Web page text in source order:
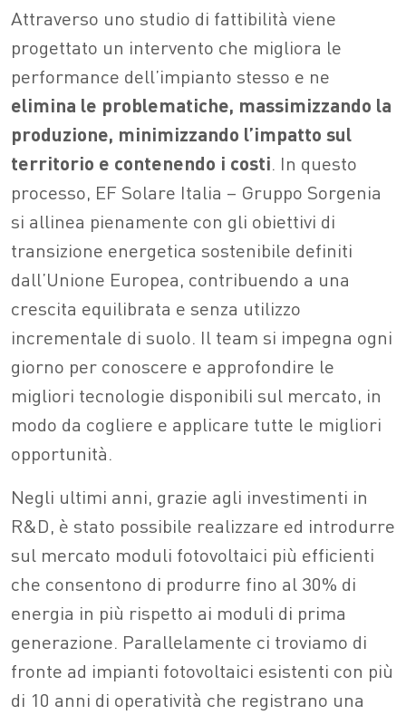
Attraverso uno studio di fattibilità viene
progettato un intervento che migliora le
performance dell’impianto stesso e ne
elimina le problematiche, massimizzando la
produzione, minimizzando l’impatto sul
territorio e contenendo i costi. In questo
processo, EF Solare Italia – Gruppo Sorgenia
si allinea pienamente con gli obiettivi di
transizione energetica sostenibile definiti
dall’Unione Europea, contribuendo a una
crescita equilibrata e senza utilizzo
incrementale di suolo. Il team si impegna ogni
giorno per conoscere e approfondire le
migliori tecnologie disponibili sul mercato, in
modo da cogliere e applicare tutte le migliori
opportunità.
Negli ultimi anni, grazie agli investimenti in
R&D, è stato possibile realizzare ed introdurre
sul mercato moduli fotovoltaici più efficienti
che consentono di produrre fino al 30% di
energia in più rispetto ai moduli di prima
generazione. Parallelamente ci troviamo di
fronte ad impianti fotovoltaici esistenti con più
di 10 anni di operatività che registrano una